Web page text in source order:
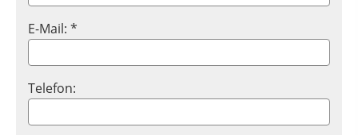
E-Mail: *
Telefon: